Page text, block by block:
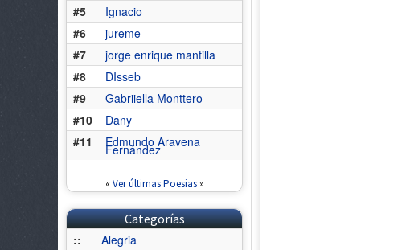
#5
Ignacio
#6
jureme
#7
jorge enrique mantilla
#8
DIsseb
#9
Gabriiella Monttero
#10
Dany
#11
Edmundo Aravena
Fernández
« Ver últimas Poesias»
Categorías
::
Alegria